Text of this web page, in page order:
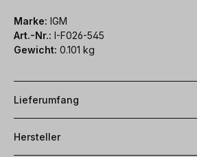
Marke: IGM
Art.-Nr.: I-F026-545
Gewicht: 0.101 kg
Lieferumfang
Hersteller